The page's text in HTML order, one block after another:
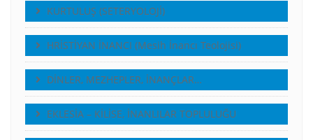
KURTULUŞ (SETERYOLOJİ)
HRİSTİYAN İNANCI (Mesih İnancı Teolojisi)
DİNLER, MEZHEPLER, İNANÇLAR…
EKLESİA – KİLİSE, İNANLILAR TOPLULUĞU